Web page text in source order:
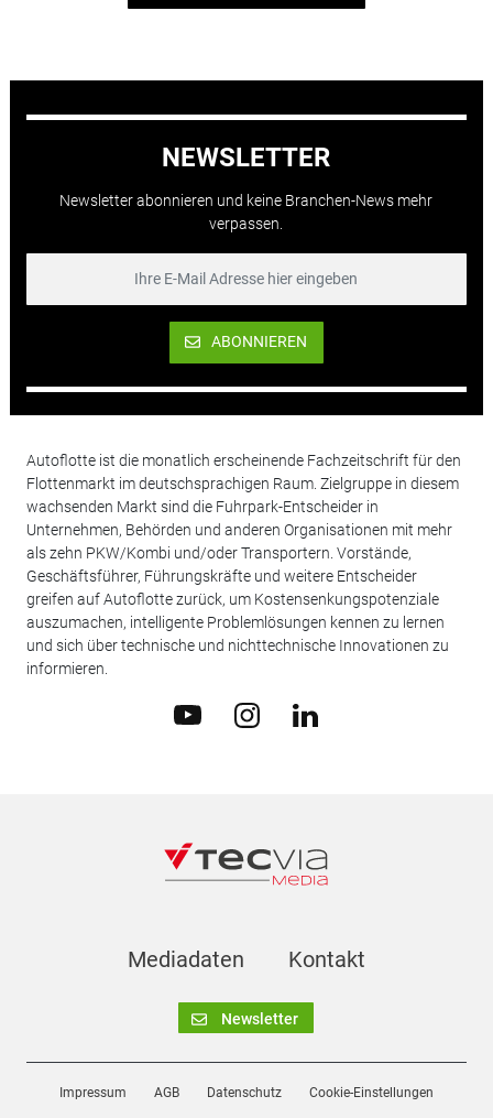
NEWSLETTER
Newsletter abonnieren und keine Branchen-News mehr
verpassen.
ABONNIEREN
Autoflotte ist die monatlich erscheinende Fachzeitschrift für den
Flottenmarkt im deutschsprachigen Raum. Zielgruppe in diesem
wachsenden Markt sind die Fuhrpark-Entscheider in
Unternehmen, Behörden und anderen Organisationen mit mehr
als zehn PKW/Kombi und/oder Transportern. Vorstände,
Geschäftsführer, Führungskräfte und weitere Entscheider
greifen auf Autoflotte zurück, um Kostensenkungspotenziale
auszumachen, intelligente Problemlösungen kennen zu lernen
und sich über technische und nichttechnische Innovationen zu
informieren.
Mediadaten Kontakt
Newsletter
Impressum AGB Datenschutz Cookie-Einstellungen